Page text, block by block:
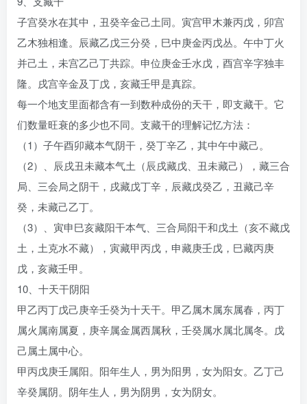
子宫癸水在其中，丑癸辛金己土同。寅宫甲木兼丙戊，卯宫
乙木独相逢。辰藏乙戊三分癸，巳中庚金丙戊丛。午中丁火
并己土，未宫乙己丁共踪。申位庚金壬水戊，酉宫辛字独丰
隆。戌宫辛金及丁戊，亥藏壬甲是真踪。
每一个地支里面都含有一到数种成份的天干，即支藏干。它
们数量旺衰的多少也不同。支藏干的理解记忆方法：
（1）子午酉卯藏本气阴干，癸丁辛乙，其中午中藏己。
（2）、辰戌丑未藏本气土（辰戌藏戊、丑未藏己），藏三合
局、三会局之阴干，戌藏戊丁辛，辰藏戊癸乙，丑藏己辛
癸，未藏己乙丁。
（3）、寅申巳亥藏阳干本气、三合局阳干和戊土（亥不藏戊
土，土克水不藏），寅藏甲丙戊，申藏庚壬戊，巳藏丙庚
戊，亥藏壬甲。
10、十天干阴阳
甲乙丙丁戊己庚辛壬癸为十天干。甲乙属木属东属春，丙丁
属火属南属夏，庚辛属金属西属秋，壬癸属水属北属冬。戊
己属土属中心。
甲丙戊庚壬属阳。阳年生人，男为阳男，女为阳女。乙丁己
辛癸属阴。阴年生人，男为阴男，女为阴女。